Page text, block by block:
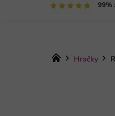
99%
Domov
Hračky